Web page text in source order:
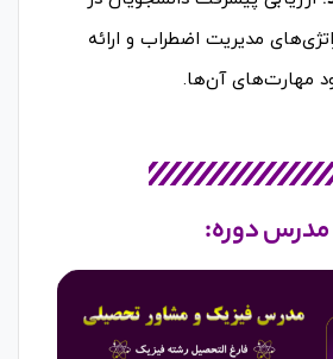
مدیریت اضطراب و ارائه
مهارت‌های آن‌ها.
مدرس دوره: